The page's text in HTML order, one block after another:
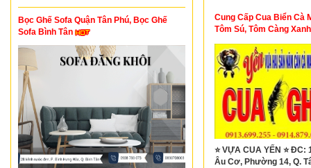
Bọc Ghế Sofa Quận Tân Phú, Bọc Ghế
Sofa Bình Tân
Cung Cấp Cua Biển Cà
Tôm Sú, Tôm Càng
⭐ VỰA CUA YẾN ⭐ ĐC:
Âu Cơ, Phường 14, Q.